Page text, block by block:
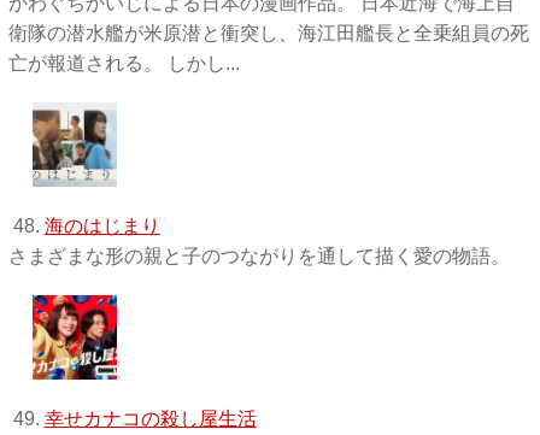
衛隊の潜水艦が米原潜と衝突し、海江田艦長と全乗組員の死
亡が報道される。 しかし...
48. 海のはじまり
さまざまな形の親と子のつながりを通して描く愛の物語。
49. 幸せカナコの殺し屋生活